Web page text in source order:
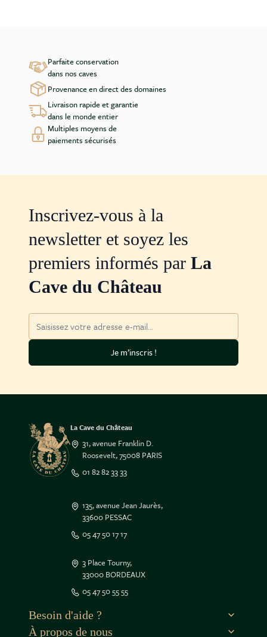
de ce site vous intéresse
aimerait bien vous accompagner
la suite, cliquez sur le lien
Parfaite conservation
dans nos caves
Provenance en direct des domaines
Livraison rapide et garantie
dans le monde entier
Multiples moyens de
paiements sécurisés
Inscrivez-vous à la
newsletter et soyez les
premiers informés par La
Cave du Château
Je m’inscris !
La Cave du Château
31, avenue Franklin D.
Roosevelt, 75008 PARIS
01 82 82 33 33
135, avenue Jean Jaurès,
33600 PESSAC
05 47 50 17 17
3 Place Tourny,
33000 BORDEAUX
05 47 50 55 55
Besoin d'aide ?
À propos de nous